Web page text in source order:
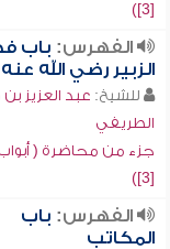
[3])
الفهرس: باب
الزبير رضي الله عنه
للشيخ: عبد العزيز
الطريفي
جزء من محاضرة (
[3])
الفهرس: باب
المكاتب